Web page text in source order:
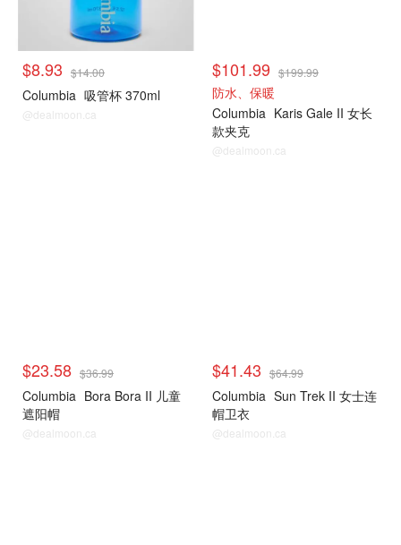
$8.93 $14.00
Columbia 吸管杯 370ml
@dealmoon.ca
$101.99 $199.99
防水、保暖
Columbia Karis Gale II 女长
款夹克
@dealmoon.ca
$23.58 $36.99
Columbia Bora Bora II 儿童
遮阳帽
@dealmoon.ca
$41.43 $64.99
Columbia Sun Trek II 女士连
帽卫衣
@dealmoon.ca